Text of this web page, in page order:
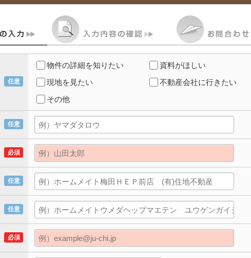
任意
物件の詳細を知りたい
資料がほしい
現地を見たい
不動産会社に行きたい
その他
任意
必須
任意
任意
必須